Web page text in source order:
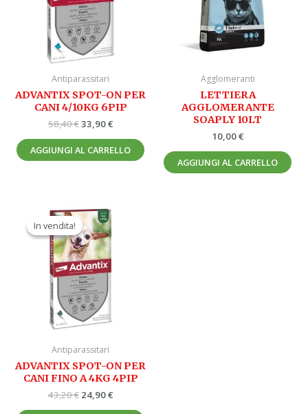
Antiparassitari
ADVANTIX SPOT-ON PER
CANI 4/10KG 6PIP
58,40€33,90€
AGGIUNGI AL CARRELLO
Agglomeranti
LETTIERA
AGGLOMERANTE
SOAPLY 10LT
10,00€
AGGIUNGI AL CARRELLO
In vendita!
In vendita!
Antiparassitari
ADVANTIX SPOT-ON PER
CANI FINO A 4KG 4PIP
43,20€
Il
prezzo
originale
era:
43,20 €.
24,90€